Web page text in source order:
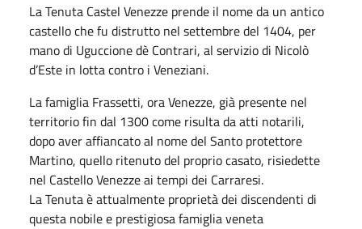
La Tenuta Castel Venezze prende il nome da un antico
castello che fu distrutto nel settembre del 1404, per
mano di Uguccione dè Contrari, al servizio di Nicolò
d’Este in lotta contro i Veneziani.
La famiglia Frassetti, ora Venezze, già presente nel
territorio fin dal 1300 come risulta da atti notarili,
dopo aver affiancato al nome del Santo protettore
Martino, quello ritenuto del proprio casato, risiedette
nel Castello Venezze ai tempi dei Carraresi.
La Tenuta è attualmente proprietà dei discendenti di
questa nobile e prestigiosa famiglia veneta